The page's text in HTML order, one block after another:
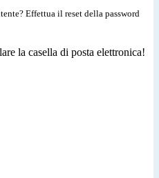
Effettua il reset della password
la casella di posta elettronica!